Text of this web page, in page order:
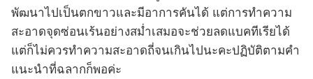
พัฒนาไปเป็นตกขาวและมีอาการคันได้ แต่การทำความ
สะอาดจุดซ่อนเร้นอย่างสม่ำเสมอจะช่วยลดแบคทีเรียได้
แต่ก็ไม่ควรทำความสะอาดถี่จนเกินไปนะคะปฏิบัติตามคำ
แนะนำที่ฉลากก็พอค่ะ